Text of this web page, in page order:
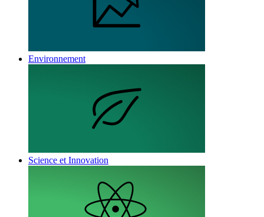
Environnement
Science et Innovation